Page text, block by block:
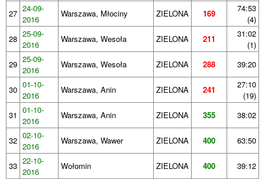
27 24-09-
2016
Warszawa, Młociny ZIELONA 169
74:53
(4)
28 25-09-
2016
Warszawa, Wesoła ZIELONA 211
31:02
(1)
29 25-09-
2016
Warszawa, Wesoła ZIELONA 288 39:20
30 01-10-
2016
Warszawa, Anin ZIELONA 241
27:10
(19)
31 01-10-
2016
Warszawa, Anin ZIELONA 355 38:02
32 02-10-
2016
Warszawa, Wawer ZIELONA 400 63:50
33 22-10-
2016
Wołomin ZIELONA 400 39:12